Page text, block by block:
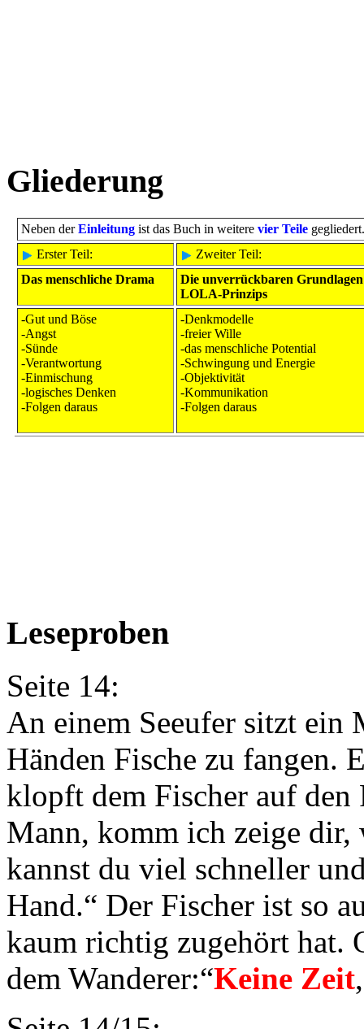
Gliederung
Neben derEinleitungist das Buch in weitere vier Teile
Erster Teil:
Zweiter Teil:
Das menschliche Drama
Die unverrückbaren Grundlagen
LOLA-Prinzips
-Gut und Böse
-Angst
-Sünde
-Verantwortung
-Einmischung
-logisches Denken
-Folgen daraus
-Denkmodelle
-freier Wille
-das menschliche Potential
-Schwingung und Energie
-Objektivität
-Kommunikation
-Folgen daraus
Leseproben
Seite 14:
An einem Seeufer sitzt ein
Händen Fische zu fangen.
klopft dem Fischer auf den
Mann, komm ich zeige
kannst du viel schneller
Hand.“ Der Fischer ist so
kaum richtig zugehört hat.
dem Wanderer:“Keine Zeit